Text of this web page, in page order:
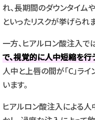
れ、長期間のダウンタイ
といったリスクが挙げられま
一方、ヒアルロン酸注入で
で、視覚的に人中短縮を行
人中と上唇の間が「C」ラ
います。
ヒアルロン酸注入による人